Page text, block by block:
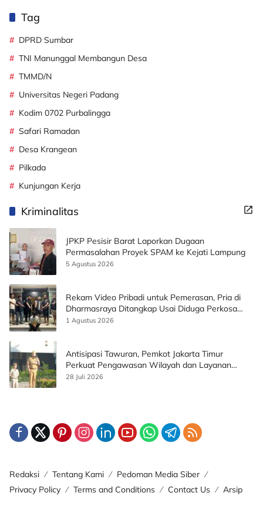
Tag
DPRD Sumbar
TNI Manunggal Membangun Desa
TMMD/N
Universitas Negeri Padang
Kodim 0702 Purbalingga
Safari Ramadan
Desa Krangean
Pilkada
Kunjungan Kerja
Kriminalitas
JPKP Pesisir Barat Laporkan Dugaan
Permasalahan Proyek SPAM ke Kejati Lampung
5 Agustus 2026
Rekam Video Pribadi untuk Pemerasan, Pria di
Dharmasraya Ditangkap Usai Diduga Perkosa
Korban
1 Agustus 2026
Antisipasi Tawuran, Pemkot Jakarta Timur
Perkuat Pengawasan Wilayah dan Layanan
Publik
28 Juli 2026
Redaksi Tentang Kami
Pedoman Media Siber
Privacy Policy
Terms and Conditions Contact Us
Arsip